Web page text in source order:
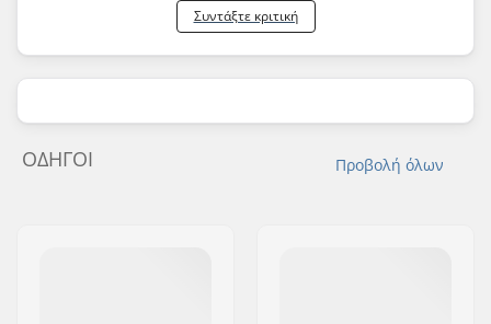
Συντάξτε κριτική
Προβολή όλων
ΟΔΗΓΟΊ